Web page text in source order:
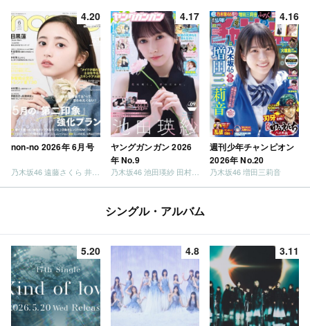
4.20
non-no 2026年 6月号
4.17
ヤングガンガン 2026
年 No.9
乃木坂46 池田瑛紗 田村真佑
4.16
週刊少年チャンピオン
2026年 No.20
乃木坂46 増田三莉音
シングル・アルバム
5.20 4.8 3.11